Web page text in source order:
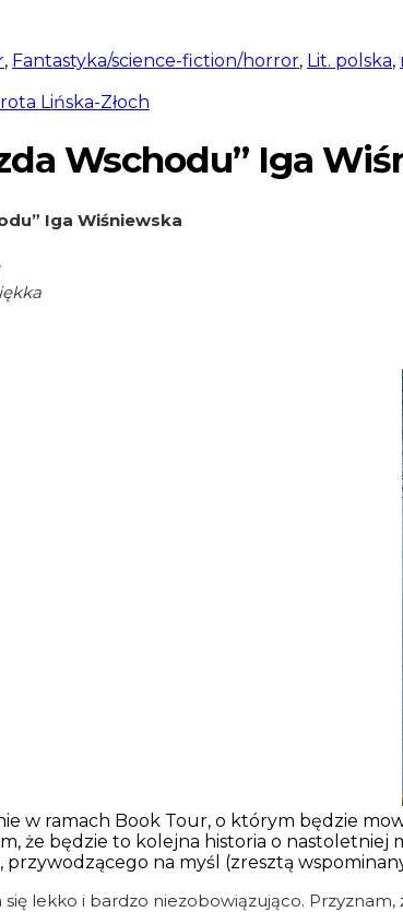
, Fantastyka/science-fiction/horror, Lit. polska,
Lińska-Złoch
Wschodu” Iga
Iga Wiśniewska
w ramach Book Tour, o którym będzie
że będzie to kolejna historia o nastoletniej
na myśl (zresztą wspominany
się lekko i bardzo niezobowiązująco.